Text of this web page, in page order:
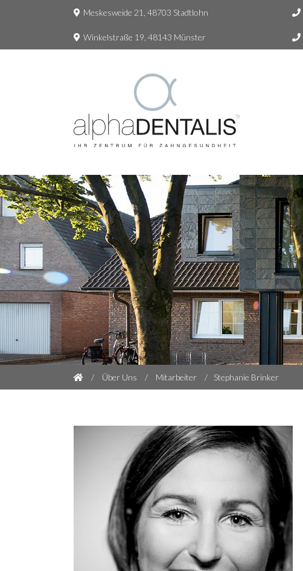
Meskesweide 21, 48703 Stadtlohn
Winkelstraße 19, 48143 Münster
Über Uns Mitarbeiter Stephanie Brinker